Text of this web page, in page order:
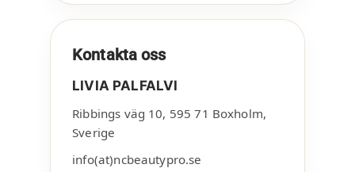
Kontakta oss
LIVIA PALFALVI
Ribbings väg 10, 595 71 Boxholm,
Sverige
info(at)ncbeautypro.se